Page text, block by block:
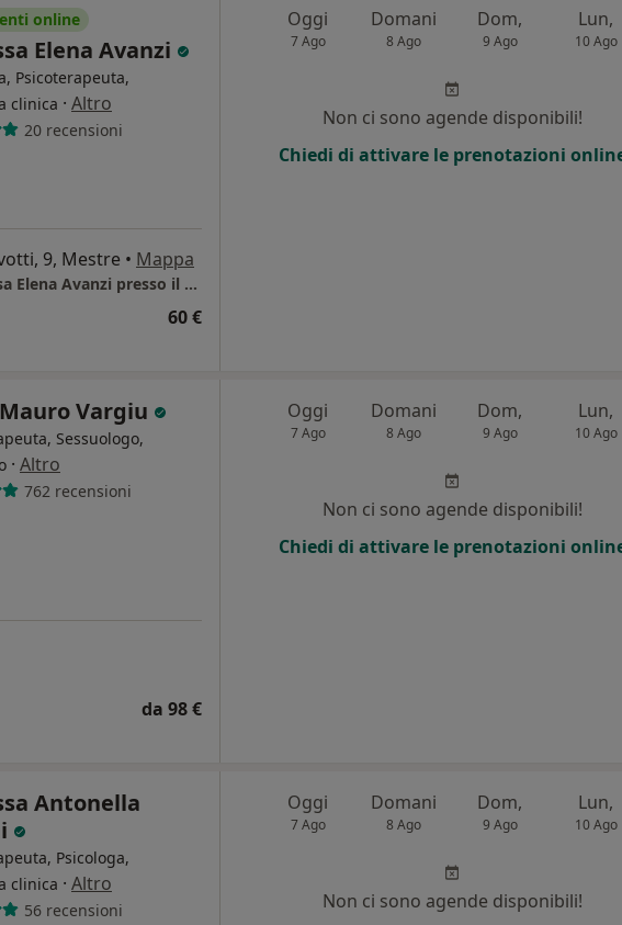
online
Elena Avanzi
Psicoterapeuta,
clinica · Altro
20 recensioni
9, Mestre • Mappa
Studio privato della dott.ssa Elena Avanzi presso il proprio studio di Psicoterapia
60 €
Oggi
7 Ago
Domani
8 Ago
Dom,
9 Ago
Lun,
10 Ago
Non ci sono agende disponibili!
Chiedi di attivare le prenotazioni
Vargiu
Sessuologo,
· Altro
762 recensioni
da 98 €
Oggi
7 Ago
Domani
8 Ago
Dom,
9 Ago
Lun,
10 Ago
Non ci sono agende disponibili!
Chiedi di attivare le prenotazioni
Antonella
Psicologa,
clinica · Altro
56 recensioni
Oggi
7 Ago
Domani
8 Ago
Dom,
9 Ago
Lun,
10 Ago
Non ci sono agende disponibili!